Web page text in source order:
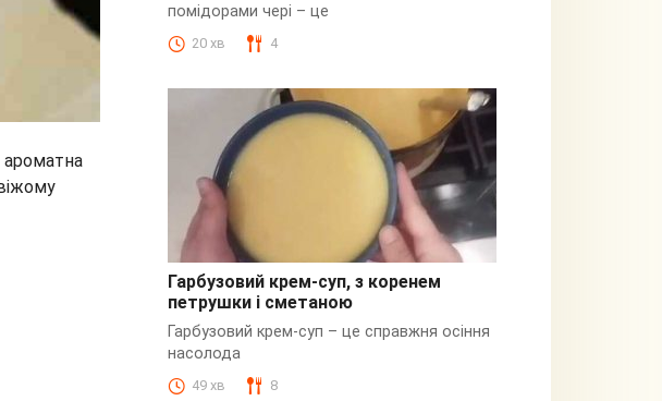
ароматна
помідорами чері – це
20 хв 4
Гарбузовий
Гарбузовий крем-суп, з коренем
петрушки і сметаною
Гарбузовий крем-суп – це справжня осіння
насолода
49 хв 8